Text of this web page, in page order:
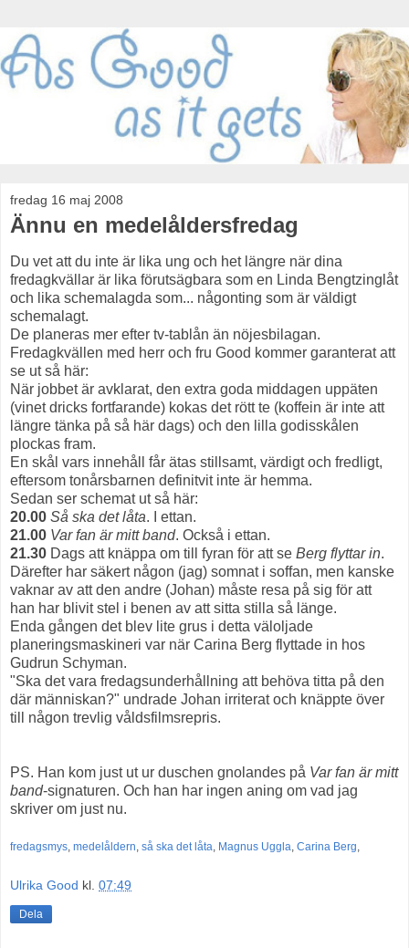
fredag 16 maj 2008
Ännu en medelåldersfredag
Du vet att du inte är lika ung och het längre när dina
fredagkvällar är lika förutsägbara som en Linda Bengtzinglåt
och lika schemalagda som... någonting som är väldigt
schemalagt.
De planeras mer efter tv-tablån än nöjesbilagan.
Fredagkvällen med herr och fru Good kommer garanterat att
se ut så här:
När jobbet är avklarat, den extra goda middagen uppäten
(vinet dricks fortfarande) kokas det rött te (koffein är inte att
längre tänka på så här dags) och den lilla godisskålen
plockas fram.
En skål vars innehåll får ätas stillsamt, värdigt och fredligt,
eftersom tonårsbarnen definitvit inte är hemma.
Sedan ser schemat ut så här:
20.00 Så ska det låta. I ettan.
21.00 Var fan är mitt band. Också i ettan.
21.30 Dags att knäppa om till fyran för att se Berg flyttar in.
Därefter har säkert någon (jag) somnat i soffan, men kanske
vaknar av att den andre (Johan) måste resa på sig för att
han har blivit stel i benen av att sitta stilla så länge.
Enda gången det blev lite grus i detta väloljade
planeringsmaskineri var när Carina Berg flyttade in hos
Gudrun Schyman.
"Ska det vara fredagsunderhållning att behöva titta på den
där människan?" undrade Johan irriterat och knäppte över
till någon trevlig våldsfilmsrepris.
PS. Han kom just ut ur duschen gnolandes på Var fan är mitt
band-signaturen. Och han har ingen aning om vad jag
skriver om just nu.
fredagsmys, medelåldern, så ska det låta, Magnus Uggla, Carina Berg,
Ulrika Good kl. 07:49
Dela